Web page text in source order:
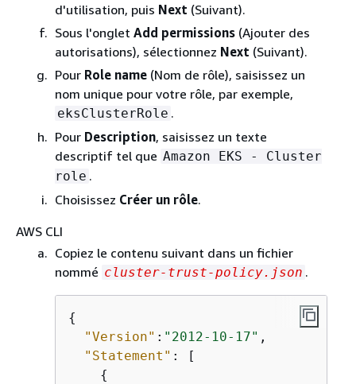
d'utilisation, puis Next (Suivant).
Sous l'onglet Add permissions(Ajouter des
autorisations), sélectionnez Next (Suivant).
Pour Role name(Nom de rôle), saisissez un
nom unique pour votre rôle, par exemple,
eksClusterRole .
Pour Description, saisissez un texte
descriptif tel que Amazon EKS - Cluster
role .
Choisissez Créer un rôle.
AWS CLI
Copiez le contenu suivant dans un fichier
nommé cluster-trust-policy.json .
{
"Version" : "2012-10-17" ,
"Statement" : [
{